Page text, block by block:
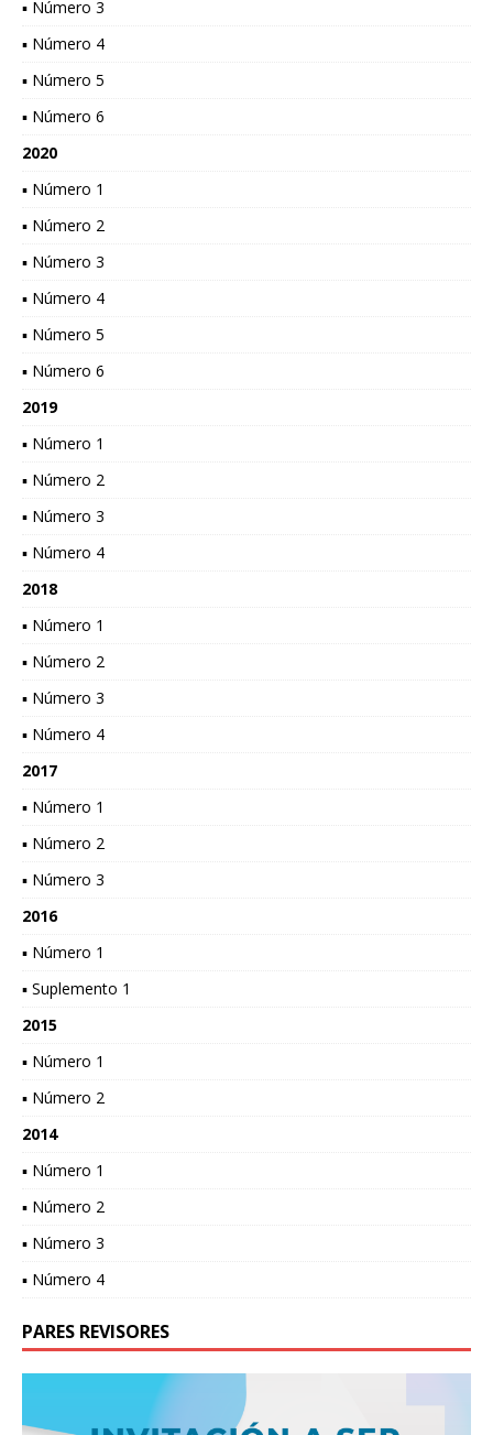
▪ Número 3
▪ Número 4
▪ Número 5
▪ Número 6
2020
▪ Número 1
▪ Número 2
▪ Número 3
▪ Número 4
▪ Número 5
▪ Número 6
2019
▪ Número 1
▪ Número 2
▪ Número 3
▪ Número 4
2018
▪ Número 1
▪ Número 2
▪ Número 3
▪ Número 4
2017
▪ Número 1
▪ Número 2
▪ Número 3
2016
▪ Número 1
▪ Suplemento 1
2015
▪ Número 1
▪ Número 2
2014
▪ Número 1
▪ Número 2
▪ Número 3
▪ Número 4
PARES REVISORES